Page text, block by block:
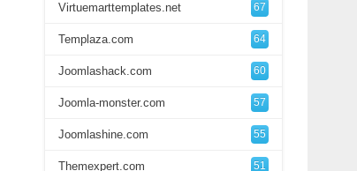
Virtuemarttemplates.net 67
Templaza.com 64
Joomlashack.com 60
Joomla-monster.com 57
Joomlashine.com 55
Themexpert.com 51